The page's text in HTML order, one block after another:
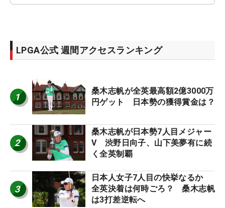
LPGA公式 週間アクセスランキング
1
桑木志帆が全英最高額2億3000万
円ゲット 日本勢の獲得賞金は？
2
桑木志帆が日本勢7人目メジャー
V 渋野日向子、山下美夢有に続
く全英制覇
3
日本人女子7人目の快挙なるか
全英決着は何時ごろ？ 桑木志帆
は3打差逆転へ